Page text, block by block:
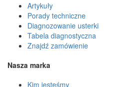
Artykuły
Porady techniczne
Diagnozowanie usterki
Tabela diagnostyczna
Znajdź zamówienie
Nasza marka
Kim jesteśmy